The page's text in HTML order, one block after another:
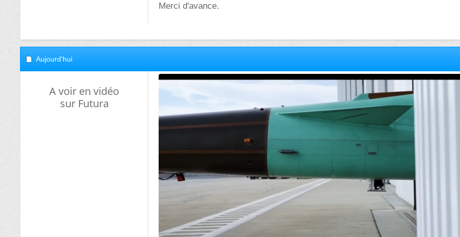
Merci d'avance.
Aujourd'hui
A voir en vidéo
sur Futura